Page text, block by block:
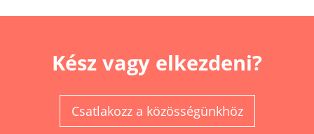
Kész vagy elkezdeni?
Csatlakozz a közösségünkhöz